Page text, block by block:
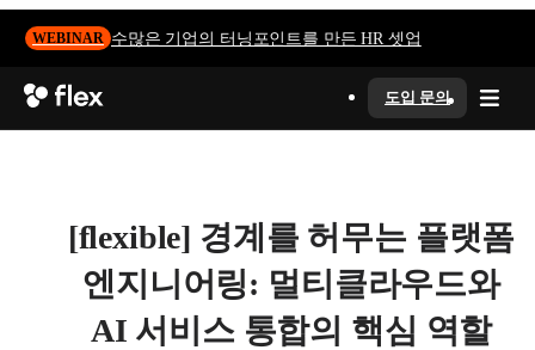
WEBINAR 수많은 기업의 터닝포인트를 만든 HR 셋업
도입 문의
[flexible] 경계를 허무는 플랫폼
엔지니어링: 멀티클라우드와
AI 서비스 통합의 핵심 역할